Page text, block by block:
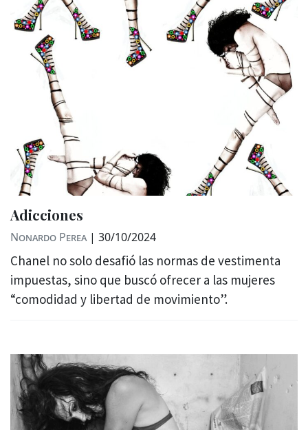
Adicciones
Nonardo Perea | 30/10/2024
Chanel no solo desafió las normas de vestimenta
impuestas, sino que buscó ofrecer a las mujeres
“comodidad y libertad de movimiento”.